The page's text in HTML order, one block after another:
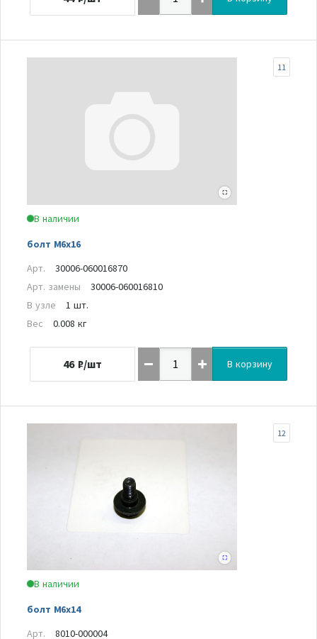
В наличии
болт M6x16
11
Арт.
30006-060016870
Арт. замены
30006-060016810
В узле
1 шт.
Вес
0.008 кг
46 ₽/шт В корзину
В наличии
болт М6х14
12
Арт.
8010-000004